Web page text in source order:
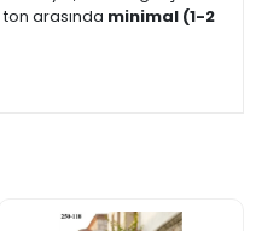
arasında minimal (1-2